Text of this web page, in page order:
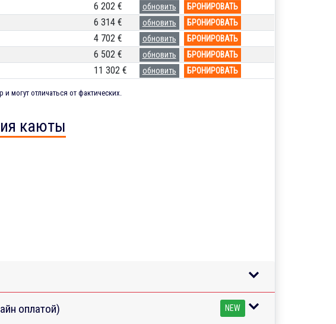
6 202 € обновить БРОНИРОВАТЬ
6 314 € обновить БРОНИРОВАТЬ
4 702 € обновить БРОНИРОВАТЬ
6 502 € обновить БРОНИРОВАТЬ
11 302 € обновить БРОНИРОВАТЬ
могут отличаться от фактических.
каюты
оплатой) NEW